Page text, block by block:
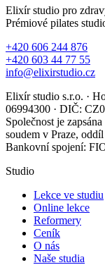
Elixír studio pro
Prémiové pilates
+420 606 244 876
+420 603 44 77 55
info@elixirstudio.cz
Elixír studio s.r.o. ·
06994300 · DIČ:
Společnost je
soudem v Praze,
Bankovní spojení:
Studio
Lekce ve studiu
Online lekce
Reformery
Ceník
O nás
Naše studia